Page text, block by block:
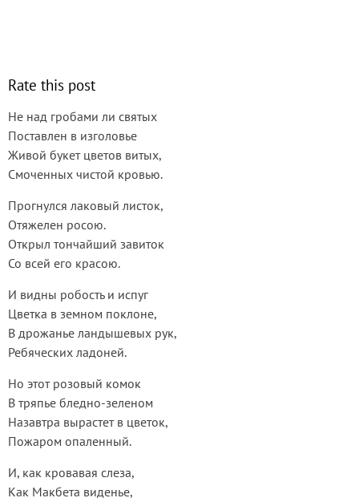
Rate this post
Не над гробами ли святых
Поставлен в изголовье
Живой букет цветов витых,
Смоченных чистой кровью.
Прогнулся лаковый листок,
Отяжелен росою.
Открыл тончайший завиток
Со всей его красою.
И видны робость и испуг
Цветка в земном поклоне,
В дрожанье ландышевых рук,
Ребяческих ладоней.
Но этот розовый комок
В тряпье бледно-зеленом
Назавтра вырастет в цветок,
Пожаром опаленный.
И, как кровавая слеза,
Как Макбета виденье,